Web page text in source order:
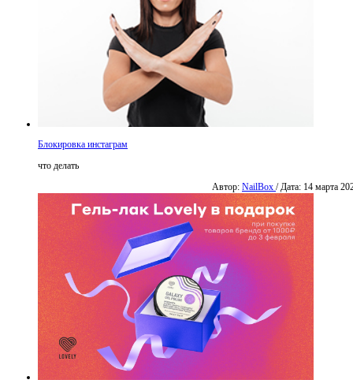
Блокировка инстаграм
что делать
Автор: NailBox / Дата: 14 марта